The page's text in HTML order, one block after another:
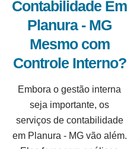
Contabilidade Em
Planura - MG
Mesmo com
Controle Interno?
Embora o gestão interna
seja importante, os
serviços de contabilidade
em Planura - MG vão além.